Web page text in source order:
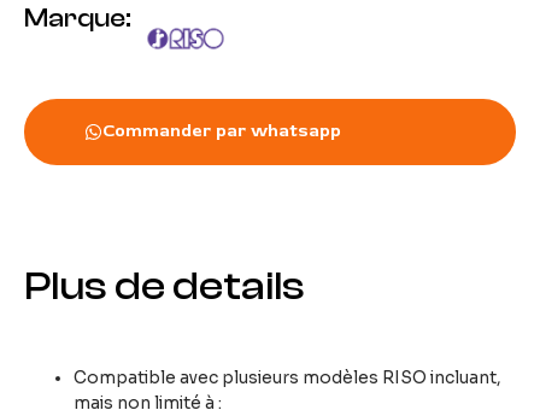
Marque:
Commander par whatsapp
Plus de details
Compatible avec plusieurs modèles RISO incluant,
mais non limité à :